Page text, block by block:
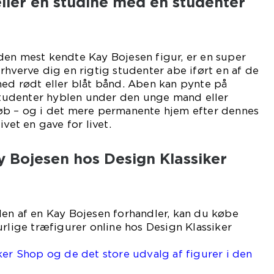
mest kendte Kay Bojesen figur, er en super
dig en rigtig studenter abe iført en af de
rødt eller blåt bånd. Aben kan pynte på
hyblen under den unge mand eller
– og i det mere permanente hjem efter dennes
en gave for livet.
Bojesen hos Design Klassiker
af en Kay Bojesen forhandler, kan du købe
træfigurer online hos Design Klassiker
Shop og de det store udvalg af figurer i den